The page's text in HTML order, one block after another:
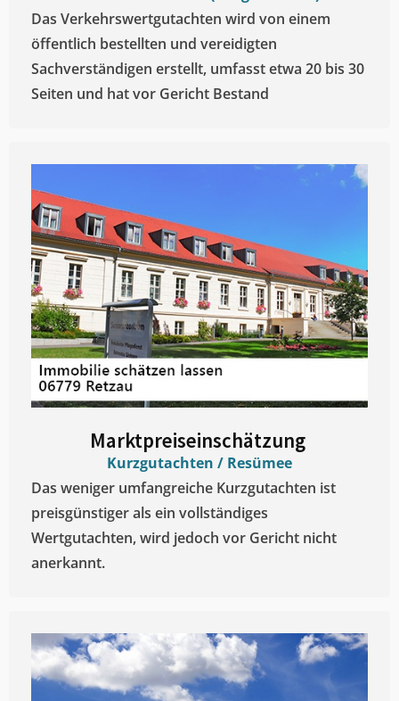
Das Verkehrswertgutachten wird von einem
öffentlich bestellten und vereidigten
Sachverständigen erstellt, umfasst etwa 20 bis 30
Seiten und hat vor Gericht Bestand
Marktpreiseinschätzung ​
Kurzgutachten / Resümee
Das weniger umfangreiche Kurzgutachten ist
preisgünstiger als ein vollständiges
Wertgutachten, wird jedoch vor Gericht nicht
anerkannt.